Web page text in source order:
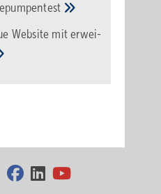
Web­site mit erwei­